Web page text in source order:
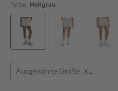
Farbe: Hellgrau
Ausgewählte Größe: XL